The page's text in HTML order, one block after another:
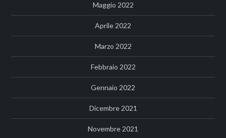
Maggio 2022
Aprile 2022
Marzo 2022
Febbraio 2022
Gennaio 2022
Dicembre 2021
Novembre 2021